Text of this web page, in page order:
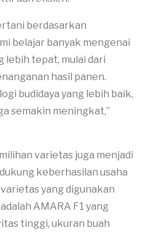
berdasarkan
belajar banyak mengenai
lebih tepat, mulai dari
hasil panen.
budidaya yang lebih baik,
semakin meningkat,”
varietas juga menjadi
keberhasilan usaha
yang digunakan
AMARA F1 yang
tinggi, ukuran buah